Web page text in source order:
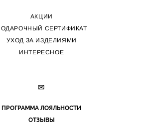
АКЦИИ
СЕРТИФИКАТ
УХОД ЗА ИЗДЕЛИЯМИ
ИНТЕРЕСНОЕ
✉
ПРОГРАММА ЛОЯЛЬНОСТИ
ОТЗЫВЫ